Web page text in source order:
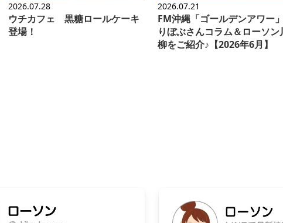
2026.07.28
ウチカフェ 黒糖ロールケーキ
登場！
2026.07.21
FM沖縄「ゴールデンアワー
りぼぶさんコラム＆ローソン
柳をご紹介♪【2026年6月】